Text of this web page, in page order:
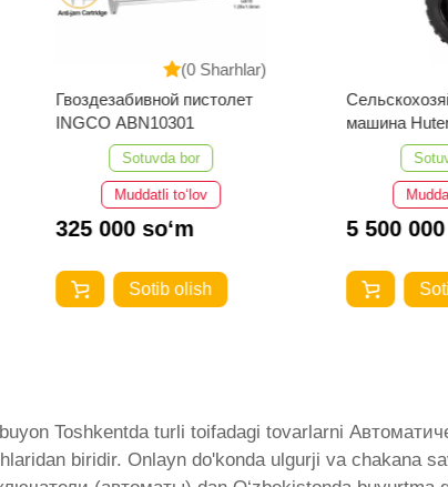
(0 Sharhlar)
Гвоздезабивной пистолет
INGCO ABN10301
Sotuvda bor
Muddatli to‘lov
325 000 so‘m
Sotib olish
машина
5 500
Toshkentda turli toifadagi tovarlarni
biridir. Onlayn do'konda ulgurji va chakana